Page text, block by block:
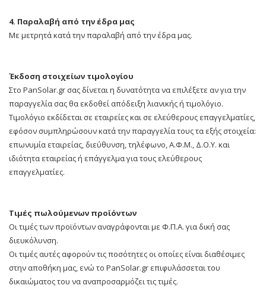
4. Παραλαβή από την έδρα μας
Με μετρητά κατά την παραλαβή από την έδρα μας.
Έκδοση στοιχείων τιμολογίου
Στο PanSolar.gr σας δίνεται η δυνατότητα να επιλέξετε αν για την
παραγγελία σας θα εκδοθεί απόδειξη λιανικής ή τιμολόγιο.
Τιμολόγιο εκδίδεται σε εταιρείες και σε ελεύθερους επαγγελματίες,
εφόσον συμπληρώσουν κατά την παραγγελία τους τα εξής στοιχεία:
επωνυμία εταιρείας, διεύθυνση, τηλέφωνο, Α.Φ.Μ., Δ.Ο.Υ. και
ιδιότητα εταιρείας ή επάγγελμα για τους ελεύθερους
επαγγελματίες.
Τιμές πωλούμενων προϊόντων
Οι τιμές των προϊόντων αναγράφονται με Φ.Π.Α. για δική σας
διευκόλυνση.
Οι τιμές αυτές αφορούν τις ποσότητες οι οποίες είναι διαθέσιμες
στην αποθήκη μας, ενώ το PanSolar.gr επιφυλάσσεται του
δικαιώματος του να αναπροσαρμόζει τις τιμές.